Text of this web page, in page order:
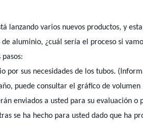
lanzando varios nuevos productos, y
aluminio, ¿cuál sería el proceso si
por sus necesidades de los tubos.
puede consultar el gráfico de
enviados a usted para su evaluación
se ha hecho para usted dado que ha